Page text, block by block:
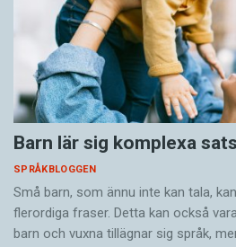
Barn lär sig komplexa
SPRÅKBLOGGEN
Små barn, som ännu inte kan tala,
flerordiga fraser. Detta kan också
barn och vuxna tillägnar sig språk,